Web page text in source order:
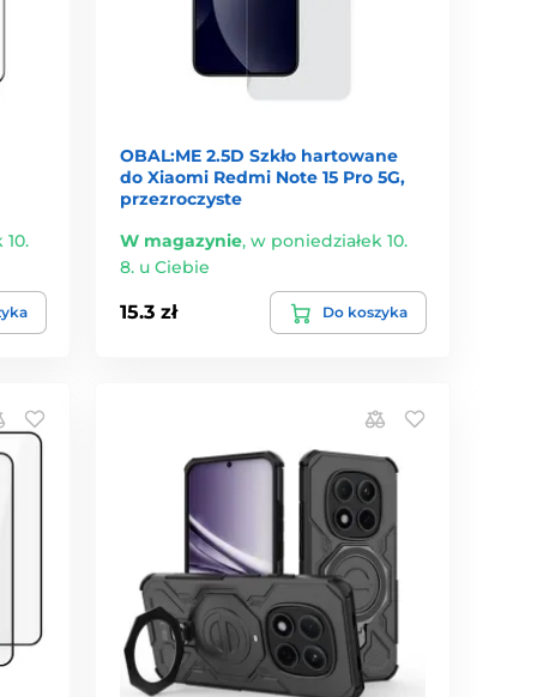
OBAL:ME 2.5D Szkło hartowane
do Xiaomi Redmi Note 15 Pro 5G,
przezroczyste
W magazynie,w poniedziałek 10.
8. u Ciebie
15.3 zł Do koszyka